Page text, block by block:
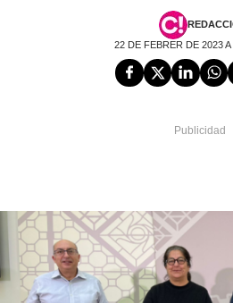
22 DE FEBRER DE 2023 A